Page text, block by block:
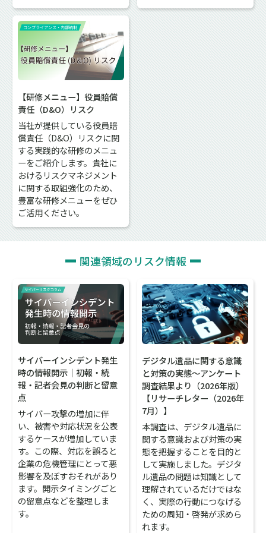
【研修メニュー】役員賠償
責任（D&O）リスク
当社が提供している役員賠
償責任（D&O）リスクに関
する実践的な研修のメニュ
ーをご紹介します。貴社に
おけるリスクマネジメント
に関する取組強化のため、
豊富な研修メニューをぜひ
ご活用ください。
関連領域のリスク情報
サイバーインシデント発生
時の情報開示｜初報・続
報・記者会見の判断と留意
点
サイバー攻撃の増加に伴
い、被害や対応状況を公表
するケースが増加していま
す。この際、対応を誤ると
企業の危機管理にとって悪
影響を及ぼすおそれがあり
ます。開示タイミングごと
の留意点などを整理しま
す。
デジタル遺品に関する意識
と対策の実態～アンケート
調査結果より（2026年版）
【リサーチレター（2026年
7月）】
本調査は、デジタル遺品に
関する意識および対策の実
態を把握することを目的と
して実施しました。デジタ
ル遺品の問題は知識として
理解されているだけではな
く、実際の行動につなげる
ための周知・啓発が求めら
れます。